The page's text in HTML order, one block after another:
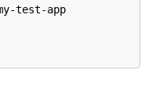
test-app